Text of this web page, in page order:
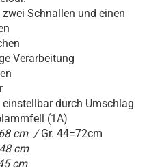
Schnallen und einen
Verarbeitung
durch Umschlag
(1A)
68 cm /Gr. 44=72cm
cm
cm